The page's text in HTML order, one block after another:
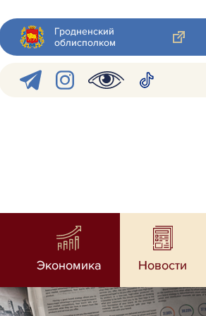
Гродненский
облисполком
Экономика Новости